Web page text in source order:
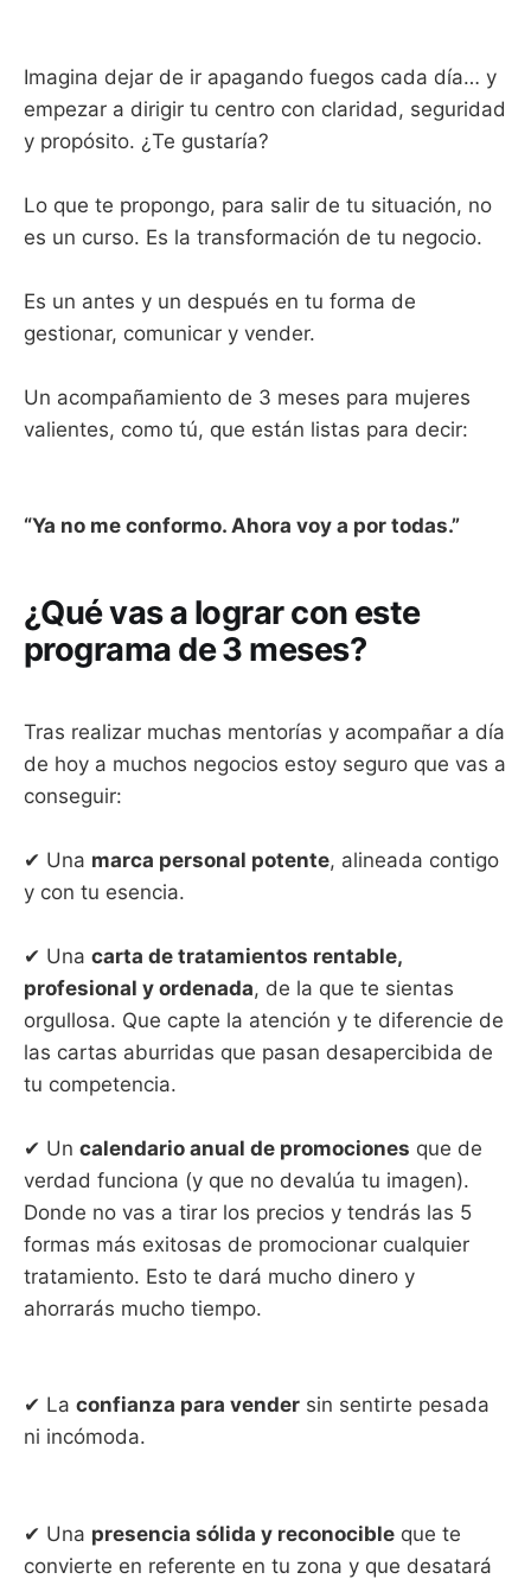
Imagina dejar de ir apagando fuegos cada día… y
empezar a dirigir tu centro con claridad, seguridad
y propósito. ¿Te gustaría?
Lo que te propongo, para salir de tu situación, no
es un curso. Es la transformación de tu negocio.
Es un antes y un después en tu forma de
gestionar, comunicar y vender.
Un acompañamiento de 3 meses para mujeres
valientes, como tú, que están listas para decir:
“Ya no me conformo. Ahora voy a por todas.”
¿Qué vas a lograr con este
programa de 3 meses?
Tras realizar muchas mentorías y acompañar a día
de hoy a muchos negocios estoy seguro que vas a
conseguir:
✔ Una marca personal potente, alineada contigo
y con tu esencia.
✔ Una carta de tratamientos rentable,
profesional y ordenada, de la que te sientas
orgullosa. Que capte la atención y te diferencie de
las cartas aburridas que pasan desapercibida de
tu competencia.
✔ Un calendario anual de promociones que de
verdad funciona (y que no devalúa tu imagen).
Donde no vas a tirar los precios y tendrás las 5
formas más exitosas de promocionar cualquier
tratamiento. Esto te dará mucho dinero y
ahorrarás mucho tiempo.
✔ La confianza para vender sin sentirte pesada
ni incómoda.
✔ Una presencia sólida y reconocible que te
convierte en referente en tu zona y que desatará